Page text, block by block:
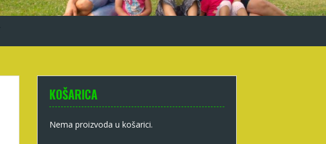
KOŠARICA
Nema proizvoda u košarici.